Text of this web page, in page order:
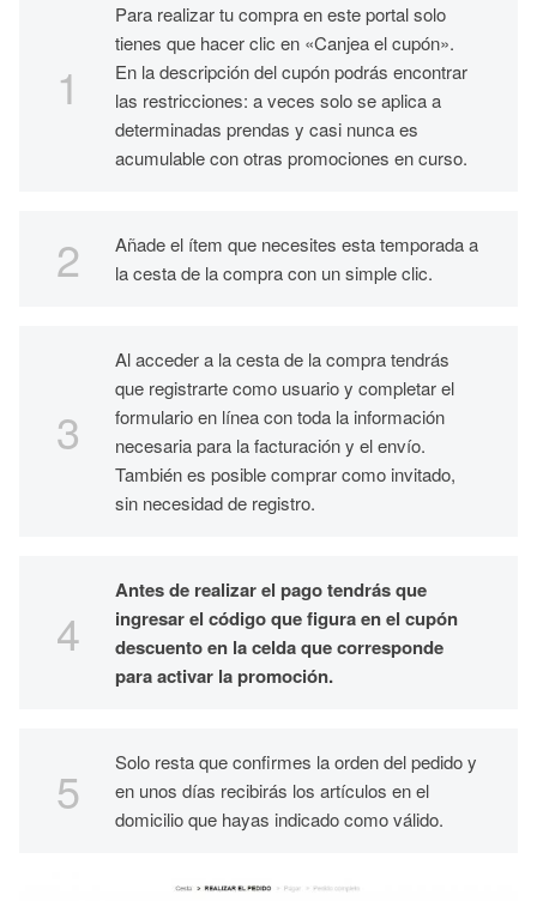
Para realizar tu compra en este portal solo
tienes que hacer clic en «Canjea el cupón».
En la descripción del cupón podrás encontrar
las restricciones: a veces solo se aplica a
determinadas prendas y casi nunca es
acumulable con otras promociones en curso.
Añade el ítem que necesites esta temporada a
la cesta de la compra con un simple clic.
Al acceder a la cesta de la compra tendrás
que registrarte como usuario y completar el
formulario en línea con toda la información
necesaria para la facturación y el envío.
También es posible comprar como invitado,
sin necesidad de registro.
Antes de realizar el pago tendrás que
ingresar el código que figura en el cupón
descuento en la celda que corresponde
para activar la promoción.
Solo resta que confirmes la orden del pedido y
en unos días recibirás los artículos en el
domicilio que hayas indicado como válido.